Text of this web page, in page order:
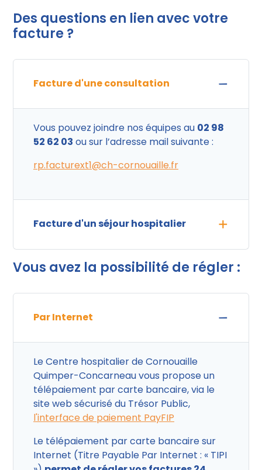
Des questions en lien avec votre
facture ?
Facture d'une consultation
Vous pouvez joindre nos équipes au 02 98
52 62 03 ou sur l’adresse mail suivante :
rp.facturext1@ch-cornouaille.fr
Facture d'un séjour hospitalier
Vous avez la possibilité de régler :
Par Internet
Le Centre hospitalier de Cornouaille
Quimper-Concarneau vous propose un
télépaiement par carte bancaire, via le
site web sécurisé du Trésor Public,
l'interface de paiement PayFIP
Le télépaiement par carte bancaire sur
Internet (Titre Payable Par Internet : « TIPI